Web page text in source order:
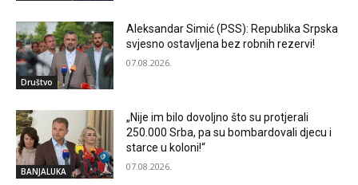
Društvo
Aleksandar Simić (PSS): Republika Srpska
svjesno ostavljena bez robnih rezervi!
07.08.2026.
BANJALUKA
„Nije im bilo dovoljno što su protjerali
250.000 Srba, pa su bombardovali djecu i
starce u koloni!“
07.08.2026.